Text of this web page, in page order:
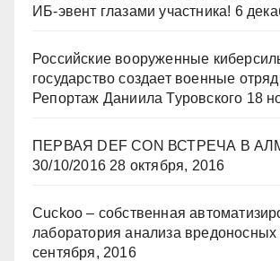
ИБ-эвент глазами участника! 6
Российские вооруженные
государство создает военные
Репортаж Даниила Туровского 18
ПЕРВАЯ DEF CON ВСТРЕЧА В
30/10/2016 28 октября, 2016
Cuckoo – собственная
лаборатория анализа
сентября, 2016